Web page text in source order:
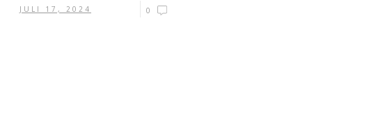
JULI 17, 2024 0